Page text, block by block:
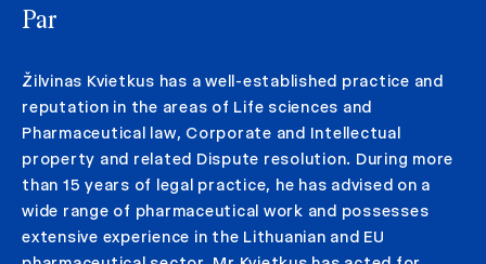
Par
Žilvinas Kvietkus has a well-established practice and
reputation in the areas of Life sciences and
Pharmaceutical law, Corporate and Intellectual
property and related Dispute resolution. During more
than 15 years of legal practice, he has advised on a
wide range of pharmaceutical work and possesses
extensive experience in the Lithuanian and EU